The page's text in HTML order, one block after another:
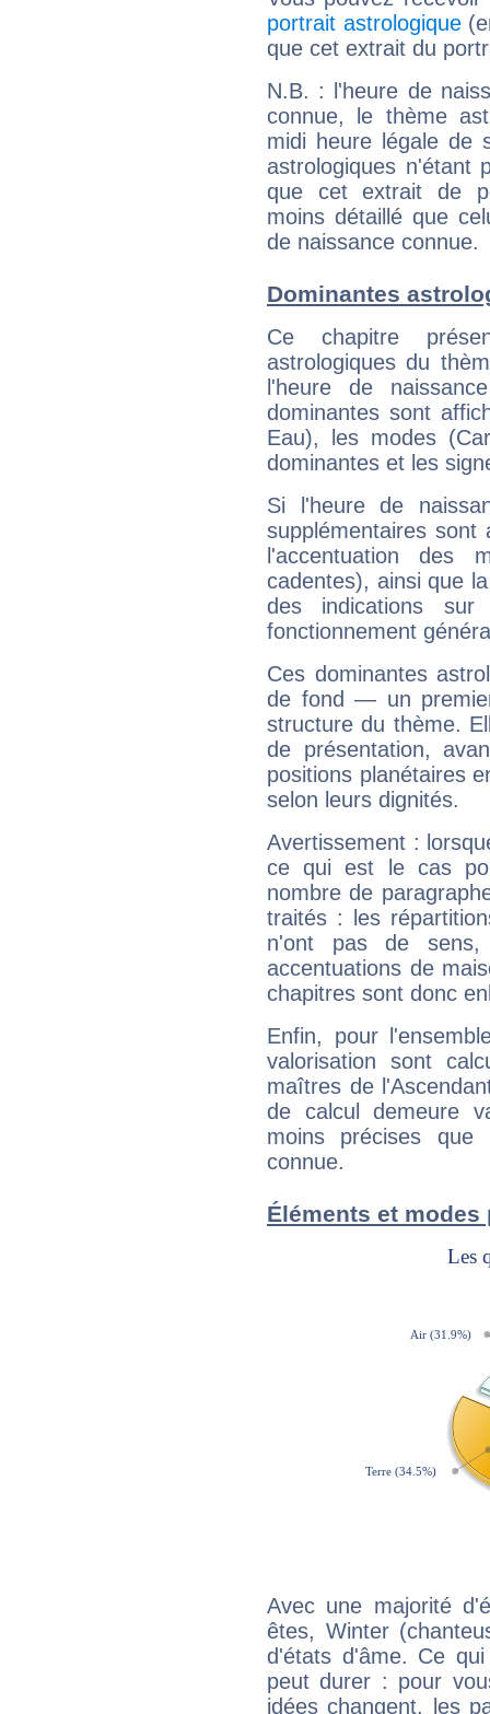
portrait astrologique
que cet extrait du
N.B. : l'heure de
connue, le thème
midi heure légale de
astrologiques n'étant
que cet extrait de
moins détaillé que
de naissance connue.
Dominantes
Ce chapitre
astrologiques du
l'heure de
dominantes sont
Eau), les modes
dominantes et les
Si l'heure de
supplémentaires sont
l'accentuation des
cadentes), ainsi que
des indications sur
fonctionnement
Ces dominantes
de fond — un
structure du thème.
de présentation,
positions planétaires
selon leurs dignités.
Avertissement :
ce qui est le cas
nombre de
traités : les
n'ont pas de sens,
accentuations de
chapitres sont donc
Enfin, pour
valorisation sont
maîtres de
de calcul demeure
moins précises que
connue.
Éléments et
Avec une majorité
êtes, Winter
d'états d'âme. Ce
peut durer : pour
idées changent, les